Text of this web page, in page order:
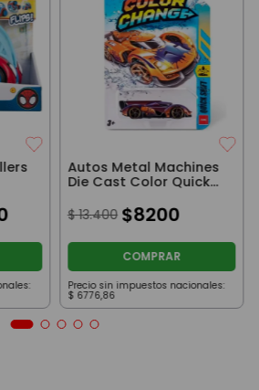
Autos Metal Machines
Die Cast Color Quick
$ 13.400 $8200
COMPRAR
Precio sin impuestos nacionales:
$ 6776,86